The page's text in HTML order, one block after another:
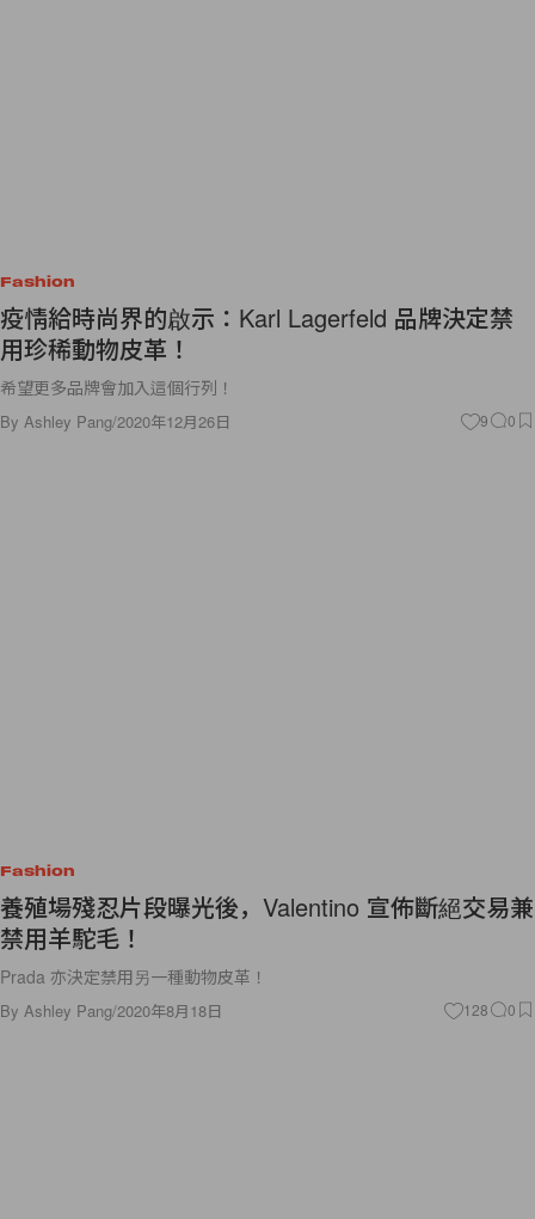
Fashion
疫情給時尚界的啟示：Karl Lagerfeld 品牌決定禁
用珍稀動物皮革！
希望更多品牌會加入這個行列！
By Ashley Pang/2020年12月26日 9 0
Fashion
養殖場殘忍片段曝光後，Valentino 宣佈斷絕交易兼
禁用羊駝毛！
Prada 亦決定禁用另一種動物皮革！
By Ashley Pang/2020年8月18日 128 0